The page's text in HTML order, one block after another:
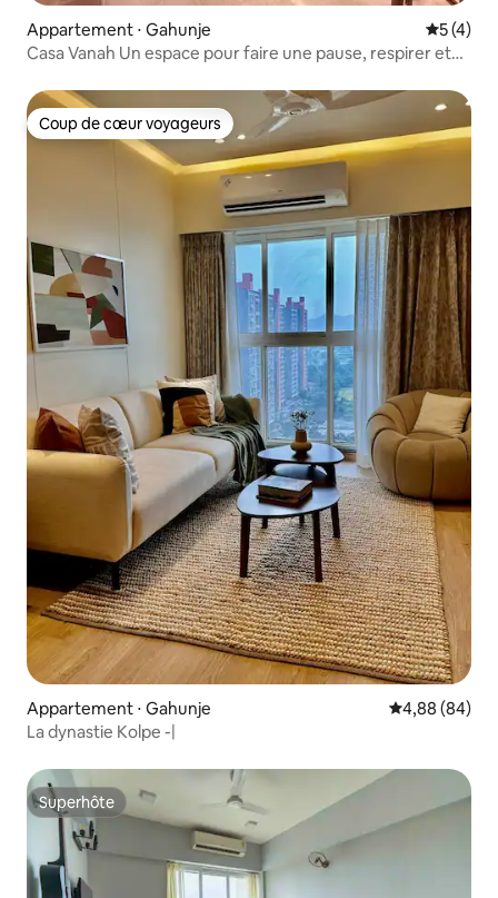
Appartement ⋅ Gahunje
5 (4)
Casa Vanah Un espace pour faire une pause, respirer et
Coup de cœur voyageurs
Coup de cœur voyageurs
Appartement ⋅ Gahunje Évaluation
4,88 (84)
La dynastie Kolpe -|
Superhôte
Superhôte